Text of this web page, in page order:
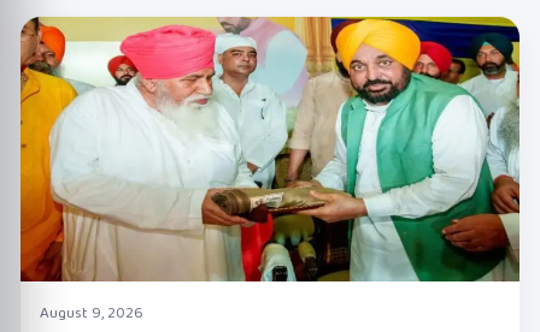
August 9, 2026